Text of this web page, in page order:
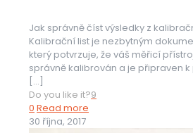
Jak správně číst výsledky z
Kalibrační list je nezbytným
který potvrzuje, že váš měřicí
správně kalibrován a je připraven k
[…]
Do you like it?9
0 Read more
30 října, 2017